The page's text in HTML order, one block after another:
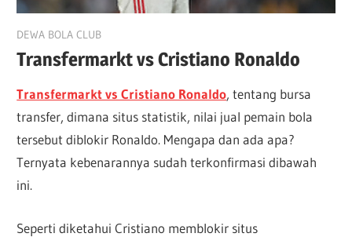
January 28, 2022
DEWA BOLA CLUB
Transfermarkt vs Cristiano Ronaldo
Transfermarkt vs Cristiano Ronaldo, tentang bursa
transfer, dimana situs statistik, nilai jual pemain bola
tersebut diblokir Ronaldo. Mengapa dan ada apa?
Ternyata kebenarannya sudah terkonfirmasi dibawah
ini.
Seperti diketahui Cristiano memblokir situs